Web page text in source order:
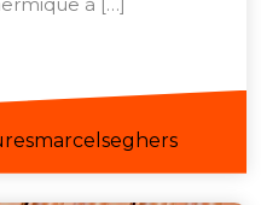
toiture
Belgique